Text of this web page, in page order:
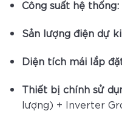
Công suất hệ thống:
Sản lượng điện dự
Diện tích mái lắp
Thiết bị chính sử
lượng) + Inverter